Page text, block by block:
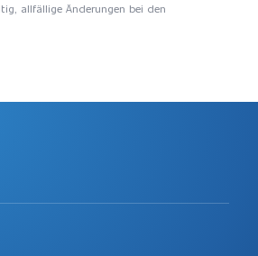
allfällige Änderungen bei den